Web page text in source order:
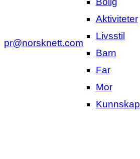
Aktiviteter
Livsstil
Barn
Far
Mor
Kunnskap
pr@norsknett.com